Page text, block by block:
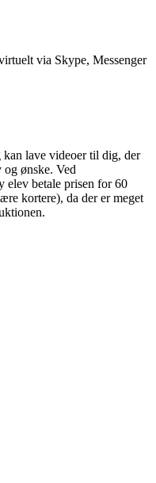
via Skype, Messenger
lave videoer til dig, der
ønske. Ved
elev betale prisen for 60
kortere), da der er meget